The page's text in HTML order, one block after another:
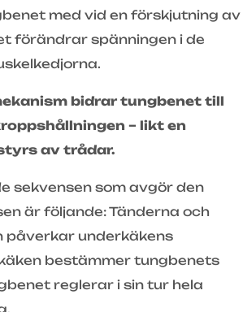
med vid en förskjutning av
förändrar spänningen i de
bidrar tungbenet till
– likt en
av trådar.
sekvensen som avgör den
är följande: Tänderna och
påverkar underkäkens
bestämmer tungbenets
reglerar i sin tur hela